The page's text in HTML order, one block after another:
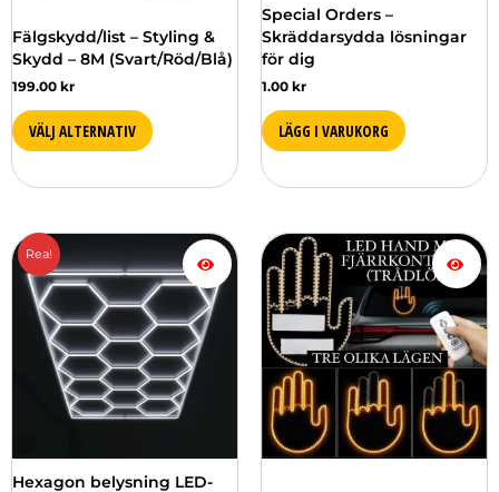
Fälgskydd/list – Styling &
Skydd – 8M (Svart/Röd/Blå)
199.00 kr
VÄLJ ALTERNATIV
produktsidan
Special Orders –
Skräddarsydda lösningar
för dig
1.00 kr
LÄGG I VARUKORG
Rea!
Hexagon belysning LED-
priset
var:
4,999.00 kr.
nuvarande
priset
är:
3,999.00 kr.